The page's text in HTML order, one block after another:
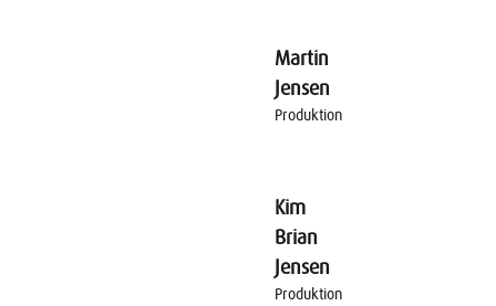
Martin
Jensen
Produktion
Kim
Brian
Jensen
Produktion